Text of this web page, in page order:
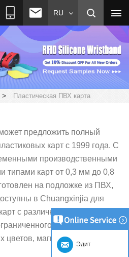
RU
> Пластическая ПВХ карта
предложить полный
карт с 1999 года. С
производственными
типами карт от 0,3 мм до 0,8
на подложке из ПВХ,
в Chuangxinjia для
с различной толщиной
количества
цветов, магнитных полос и
Эдит